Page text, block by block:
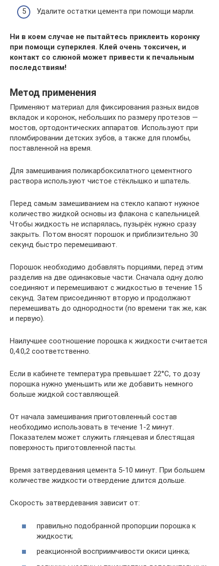
Удалите остатки цемента при помощи марли.
Ни в коем случае не пытайтесь приклеить коронку
при помощи суперклея. Клей очень токсичен, и
контакт со слюной может привести к печальным
последствиям!
Метод применения
Применяют материал для фиксирования разных видов
вкладок и коронок, небольших по размеру протезов —
мостов, ортодонтических аппаратов. Используют при
пломбировании детских зубов, а также для пломбы,
поставленной на время.
Для замешивания поликарбоксилатного цементного
раствора используют чистое стёклышко и шпатель.
Перед самым замешиванием на стекло капают нужное
количество жидкой основы из флакона с капельницей.
Чтобы жидкость не испарялась, пузырёк нужно сразу
закрыть. Потом вносят порошок и приблизительно 30
секунд быстро перемешивают.
Порошок необходимо добавлять порциями, перед этим
разделив на две одинаковые части. Сначала одну долю
соединяют и перемешивают с жидкостью в течение 15
секунд. Затем присоединяют вторую и продолжают
перемешивать до однородности (по времени так же, как
и первую).
Наилучшее соотношение порошка к жидкости считается
0,4:0,2 соответственно.
Если в кабинете температура превышает 22°C, то дозу
порошка нужно уменьшить или же добавить немного
больше жидкой составляющей.
От начала замешивания приготовленный состав
необходимо использовать в течение 1-2 минут.
Показателем может служить глянцевая и блестящая
поверхность приготовленной пасты.
Время затвердевания цемента 5-10 минут. При большем
количестве жидкости отвердение длится дольше.
Скорость затвердевания зависит от:
правильно подобранной пропорции порошка к
жидкости;
реакционной восприимчивости окиси цинка;